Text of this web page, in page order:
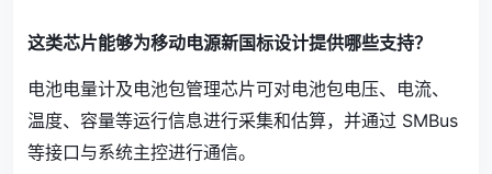
这类芯片能够为移动电源新国标设计提供哪些支持？
电池电量计及电池包管理芯片可对电池包电压、电流、
温度、容量等运行信息进行采集和估算，并通过 SMBus
等接口与系统主控进行通信。